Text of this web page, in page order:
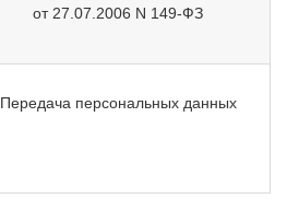
от 27.07.2006 N 149-ФЗ
Передача персональных данных